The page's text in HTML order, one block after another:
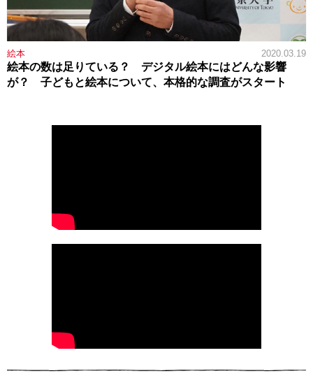
絵本 2020.03.19
絵本の数は足りている？ デジタル絵本にはどんな影響
が？ 子どもと絵本について、本格的な調査がスタート